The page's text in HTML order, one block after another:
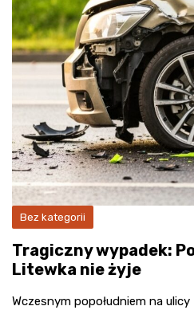
Bez kategorii
Tragiczny wypadek:
Litewka nie żyje
Wczesnym popołudniem na